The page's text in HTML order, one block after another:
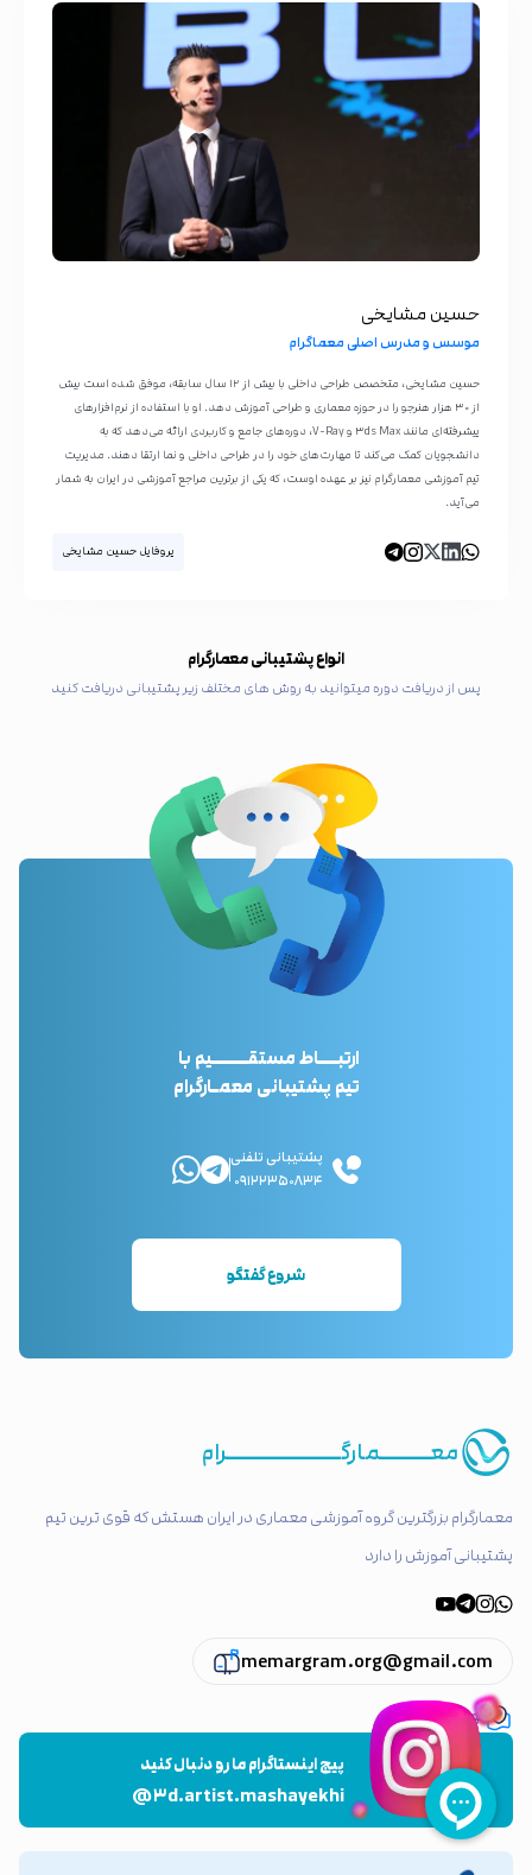
حسین مشایخی
موسس و مدرس اصلی معماگرام
حسین مشایخی، متخصص طراحی داخلی با بیش از ۱۲ سال سابقه، موفق شده است بیش
از ۳۰ هزار هنرجو را در حوزه معماری و طراحی آموزش دهد. او با استفاده از نرم‌افزارهای
پیشرفته‌ای مانند ۳ds Max و V-Ray، دوره‌های جامع و کاربردی ارائه می‌دهد که به
دانشجویان کمک می‌کند تا مهارت‌های خود را در طراحی داخلی و نما ارتقا دهند. مدیریت
تیم آموزشی معمارگرام نیز بر عهده اوست، که یکی از برترین مراجع آموزشی در ایران به شمار
می‌آید.
پروفایل حسین مشایخی
انواع پشتیبانی معمارگرام
پس از دریافت دوره میتوانید به روش های مختلف زیر پشتیبانی دریافت کنید
ارتبـــاط مستقــــــیم با
تیم پشتیبانی معمـارگرام
پشتیبانی تلفنی
۰۹۱۲۲۳۵۰۸۳۴
شروع گفتگو
معـــــــمارگــــــــــــــــرام
معمارگرام بزرگترین گروه آموزشی معماری در ایران هستش که قوی ترین تیم
پشتیبانی آموزش را دارد
memargram.org@gmail.com
تهران ، پاسداران
پیج اینستاگرام ما رو دنبال کنید
@۳d.artist.mashayekhi